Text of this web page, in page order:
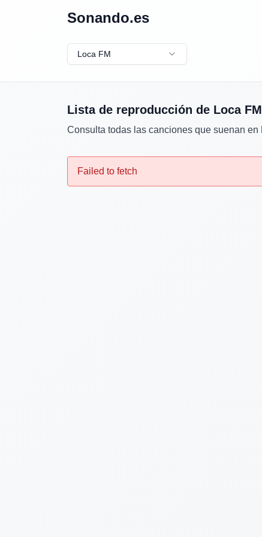
Sonando.es
Loca FM
Lista de reproducción de Loca FM
Consulta todas las canciones que suenan en
Failed to fetch